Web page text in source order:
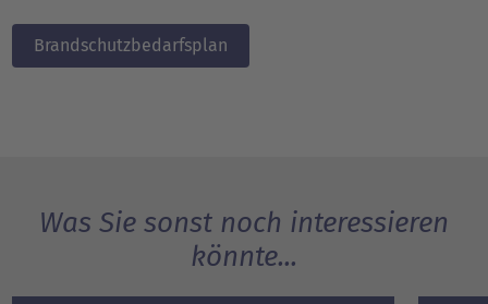
Brandschutzbedarfsplan
Was Sie sonst noch interessieren
könnte...